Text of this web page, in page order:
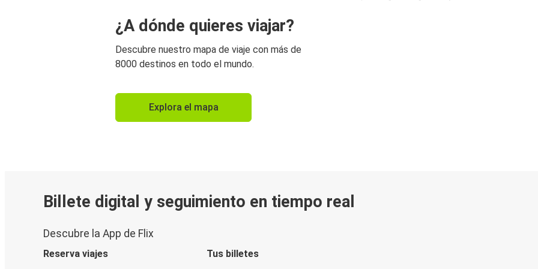
¿A dónde quieres viajar?
Descubre nuestro mapa de viaje con más de
8000 destinos en todo el mundo.
Explora el mapa
Billete digital y seguimiento en tiempo real
Descubre la App de Flix
Reserva viajes Tus billetes